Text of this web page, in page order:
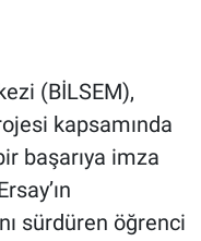
(BİLSEM),
kapsamında
başarıya imza
sürdüren öğrenci